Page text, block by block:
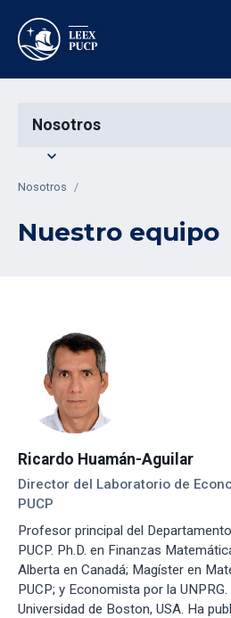
Nosotros
expand_more
Nosotros /
Nuestro equipo
Ricardo Huamán-Aguilar
Director del Laboratorio de
PUCP
Profesor principal del
PUCP. Ph.D. en Finanzas
Alberta en Canadá; Magíster en
PUCP; y Economista por la
Universidad de Boston, USA. Ha